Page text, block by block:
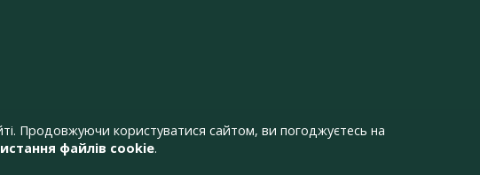
Продовжуючи користуватися сайтом, ви погоджуєтесь на
файлів cookie.